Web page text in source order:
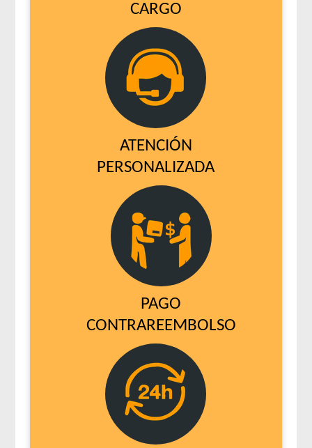
CARGO
ATENCIÓN
PERSONALIZADA
PAGO
CONTRAREEMBOLSO